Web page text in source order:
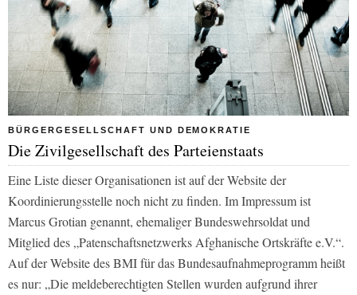
BÜRGERGESELLSCHAFT UND DEMOKRATIE
Die Zivilgesellschaft des Parteienstaats
Eine Liste dieser Organisationen ist auf der Website der
Koordinierungsstelle noch nicht zu finden. Im Impressum ist
Marcus Grotian genannt, ehemaliger Bundeswehrsoldat und
Mitglied des „Patenschaftsnetzwerks Afghanische Ortskräfte e.V.“.
Auf der Website des BMI für das Bundesaufnahmeprogramm heißt
es nur: „Die meldeberechtigten Stellen wurden aufgrund ihrer